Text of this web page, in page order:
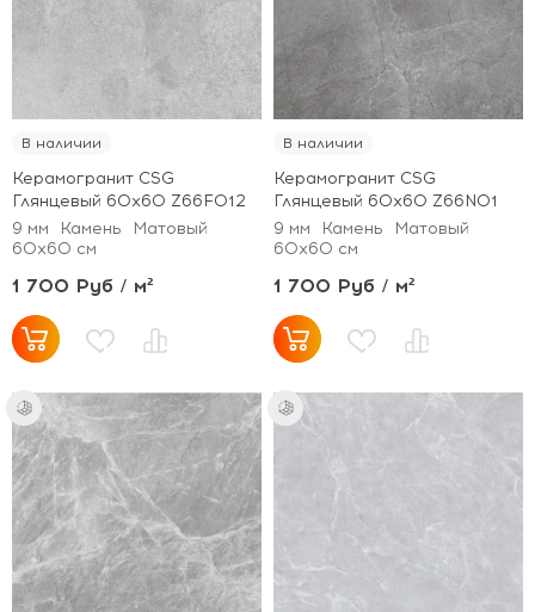
В наличии
Керамогранит CSG
Глянцевый 60x60 Z66F012
9 мм
Камень
Матовый
60x60 см
1 700 Руб / м²
В наличии
Керамогранит CSG
Глянцевый 60x60 Z66N01
9 мм
Камень
Матовый
60x60 см
1 700 Руб / м²